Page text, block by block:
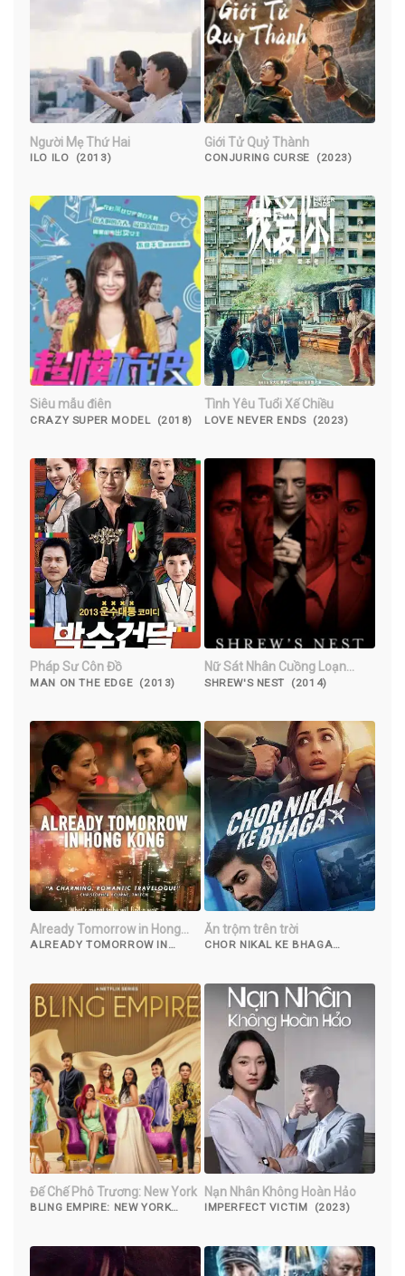
Người Mẹ Thứ Hai
ILO ILO (2013)
Giới Tử Quỷ Thành
CONJURING CURSE (2023)
Siêu mẫu điên
CRAZY SUPER MODEL (2018)
Tình Yêu Tuổi Xế Chiều
LOVE NEVER ENDS (2023)
Pháp Sư Côn Đồ
MAN ON THE EDGE (2013)
Nữ Sát Nhân Cuồng Loạn
Shrew’s Nest
SHREW'S NEST (2014)
Already Tomorrow in Hong
Kong
ALREADY TOMORROW IN
Ăn trộm trên trời
CHOR NIKAL KE BHAGA
Đế Chế Phô Trương: New York
BLING EMPIRE: NEW YORK
Nạn Nhân Không Hoàn Hảo
IMPERFECT VICTIM (2023)